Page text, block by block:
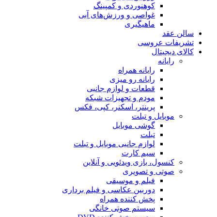
کوهنوردی و کمپینگ
غواصی و ورزش‌های آبی
ماهیگیری
سالن عقد
تشریفات عروسی
کالای دیجیتال
رایانه
رایانه همراه
رایانه رو میزی
قطعات و لوازم جانبی
مودم و تجهیزات شبکه
پرینتر، اسکنر، کپی، فکس
موبایل و تبلت
گوشی موبایل
تبلت
لوازم جانبی موبایل و تبلت
سیم کارت
کنسول، بازی‌ ویدئویی و آنلاین
صوتی و تصویری
فیلم و موسیقی
دوربین عکاسی و فیلم برداری
پخش کننده همراه
سیستم صوتی خانگی